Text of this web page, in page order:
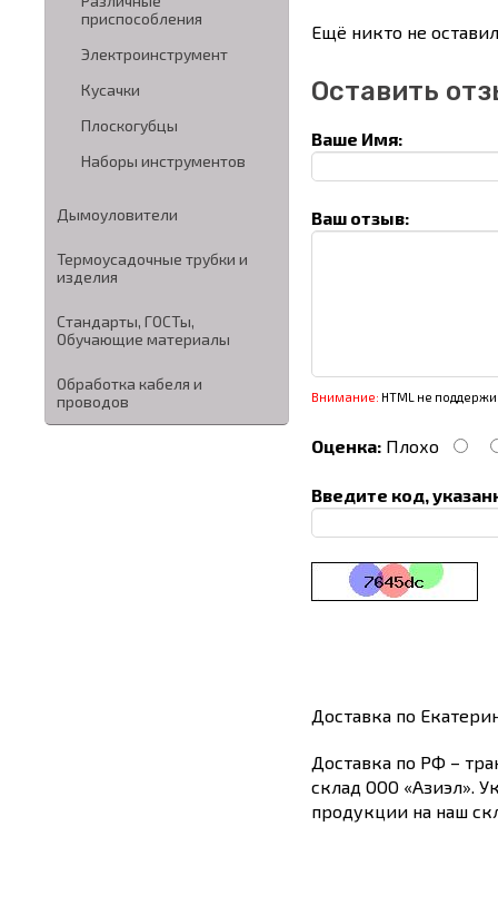
приспособления
Электроинструмент
Кусачки
Плоскогубцы
Наборы инструментов
Дымоуловители
Термоусадочные трубки и
изделия
Стандарты, ГОСТы,
Обучающие материалы
Обработка кабеля и
проводов
Ещё никто не
Оставить
Ваше Имя:
Ваш отзыв:
Внимание: HTML не
Оценка: Плохо
Введите код,
Доставка по
Доставка по РФ –
склад ООО «Азиэл».
продукции на наш